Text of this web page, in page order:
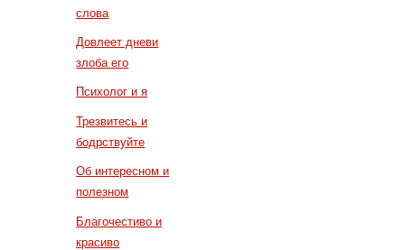
слова
Довлеет дневи
злоба его
Психолог и я
Трезвитесь и
бодрствуйте
Об интересном и
полезном
Благочестиво и
красиво